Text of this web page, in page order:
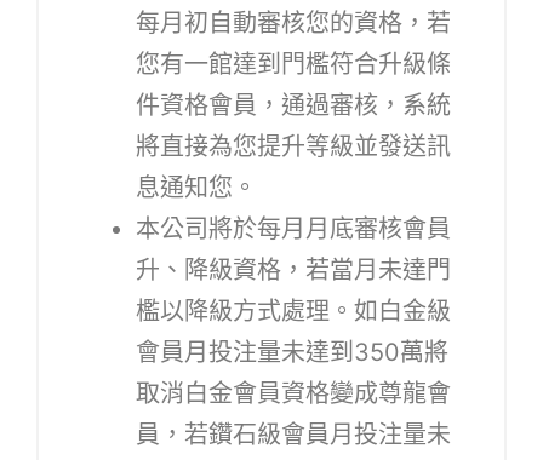
每月初自動審核您的資格，若
您有一館達到門檻符合升級條
件資格會員，通過審核，系統
將直接為您提升等級並發送訊
息通知您。
本公司將於每月月底審核會員
升、降級資格，若當月未達門
檻以降級方式處理。如白金級
會員月投注量未達到350萬將
取消白金會員資格變成尊龍會
員，若鑽石級會員月投注量未